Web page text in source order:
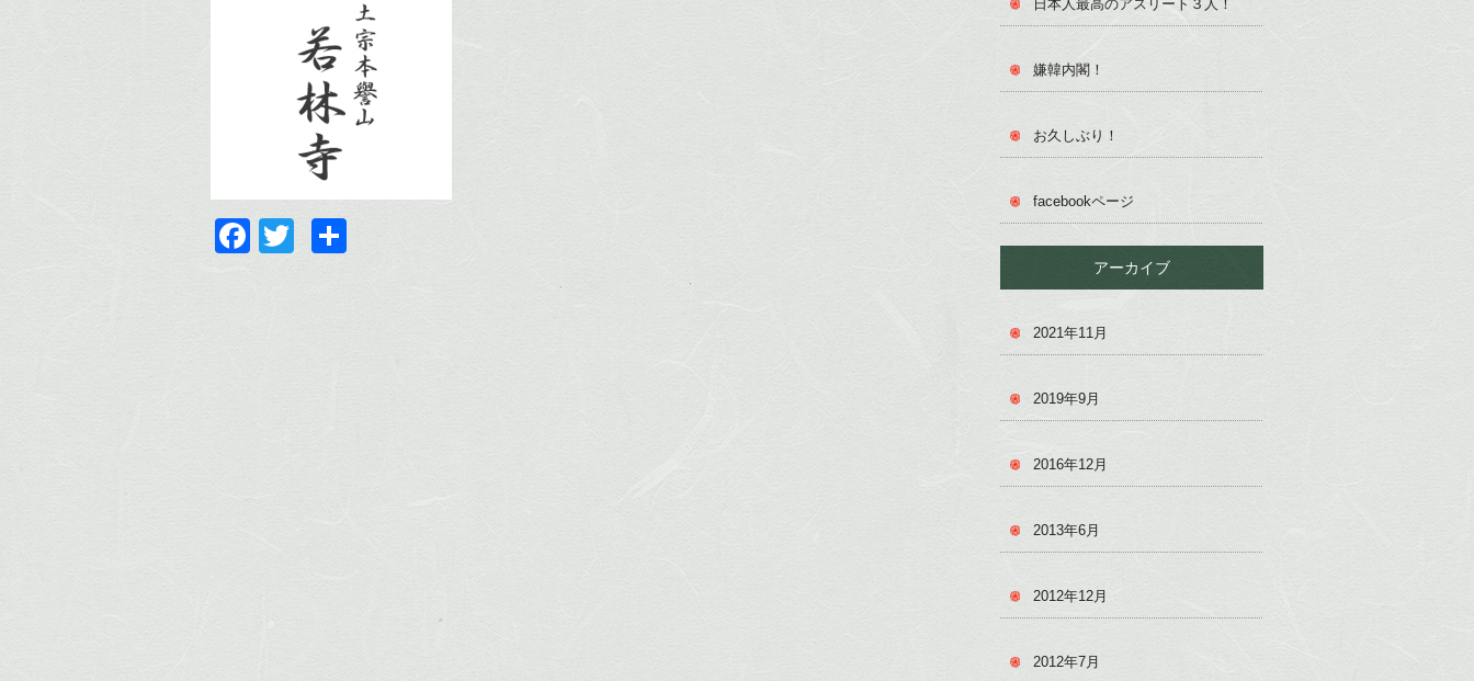
Facebook
Twitter
日本人最高のアスリート３人！
嫌韓内閣！
お久しぶり！
facebookページ
アーカイブ
2021年11月
2019年9月
2016年12月
2013年6月
2012年12月
2012年7月